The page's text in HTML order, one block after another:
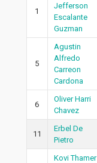
1
Jefferson
Escalante
Guzman
5
Agustin
Alfredo
Carreon
Cardona
6
Oliver Harri
Chavez
11
Erbel De
Pietro
Kovi Thamer